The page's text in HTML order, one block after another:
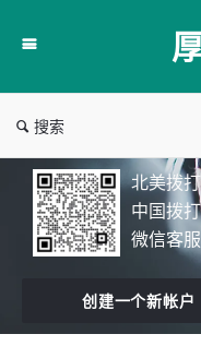
仁
搜索
北美拨
中国拨
微信客
创建一个新帐户